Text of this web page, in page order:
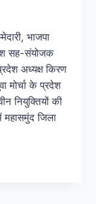
भाजपा
सह-संयोजक
अध्यक्ष किरण
मोर्चा के प्रदेश
नियुक्तियों की
महासमुंद जिला